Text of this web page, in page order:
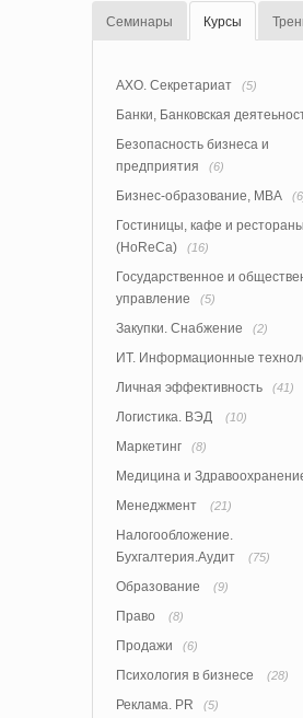
Семинары Курсы
АХО. Секретариат (5)
Банки, Банковская
Безопасность бизнеса и
предприятия
(6)
Бизнес-образование, MBA
Гостиницы, кафе и рестораны
(HoReCa)
(16)
Государственное и
управление
(5)
Закупки. Снабжение (2)
ИТ. Информационные
Личная эффективность (41)
Логистика. ВЭД (10)
Маркетинг (8)
Медицина и
Менеджмент (21)
Налогообложение.
Бухгалтерия.Аудит
(75)
Образование (9)
Право (8)
Продажи (6)
Психология в бизнесе (28)
Реклама. PR (5)